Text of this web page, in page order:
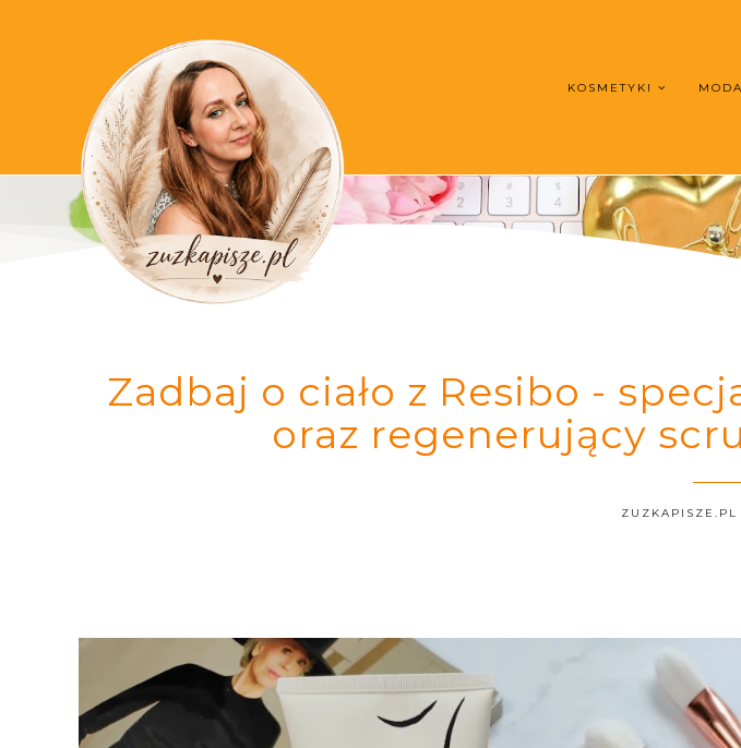
KOSMETYKI
Zadbaj o ciało z Resibo -
oraz regenerujący
ZUZKAPISZE.PL